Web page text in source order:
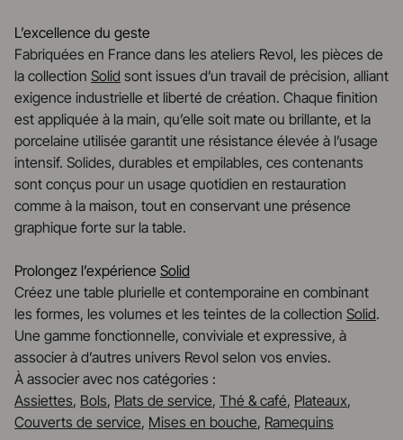
L’excellence du geste
Fabriquées en France dans les ateliers Revol, les pièces de
la collection Solid sont issues d’un travail de précision, alliant
exigence industrielle et liberté de création. Chaque finition
est appliquée à la main, qu’elle soit mate ou brillante, et la
porcelaine utilisée garantit une résistance élevée à l’usage
intensif. Solides, durables et empilables, ces contenants
sont conçus pour un usage quotidien en restauration
comme à la maison, tout en conservant une présence
graphique forte sur la table.
Prolongez l’expérience Solid
Créez une table plurielle et contemporaine en combinant
les formes, les volumes et les teintes de la collection Solid.
Une gamme fonctionnelle, conviviale et expressive, à
associer à d’autres univers Revol selon vos envies.
À associer avec nos catégories :
Assiettes, Bols, Plats de service, Thé & café, Plateaux,
Couverts de service, Mises en bouche, Ramequins